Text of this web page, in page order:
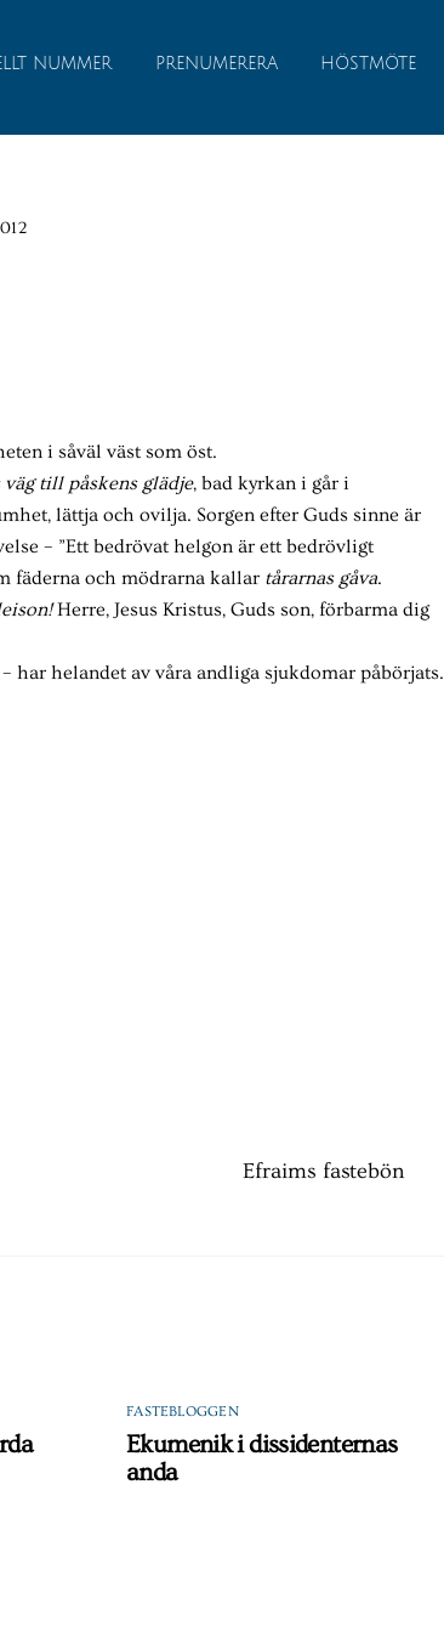
NUMMER PRENUMERERA HÖSTMÖTE
i såväl väst som öst.
till påskens glädje, bad kyrkan i går i
lättja och ovilja. Sorgen efter Guds sinne är
– ”Ett bedrövat helgon är ett bedrövligt
fäderna och mödrarna kallar tårarnas gåva.
Herre, Jesus Kristus, Guds son, förbarma dig
har helandet av våra andliga sjukdomar påbörjats.
Efraims fastebön
FASTEBLOGGEN
Ekumenik i dissidenternas
anda